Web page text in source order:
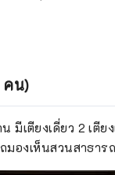
คน)
เตียงเดี่ยว 2 เตีย
มองเห็นสวนสาธา